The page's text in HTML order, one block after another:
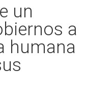
un
a
humana